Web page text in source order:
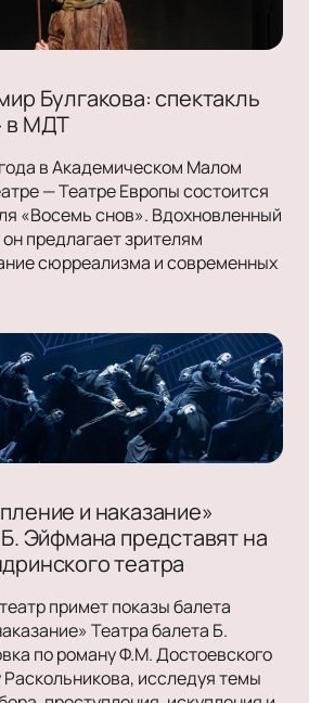
Булгакова: спектакль
в МДТ
в Академическом Малом
— Театре Европы состоится
«Восемь снов». Вдохновленный
предлагает зрителям
сюрреализма и современных
и наказание»
Эйфмана представят на
театра
примет показы балета
Театра балета Б.
по роману Ф.М. Достоевского
исследуя темы